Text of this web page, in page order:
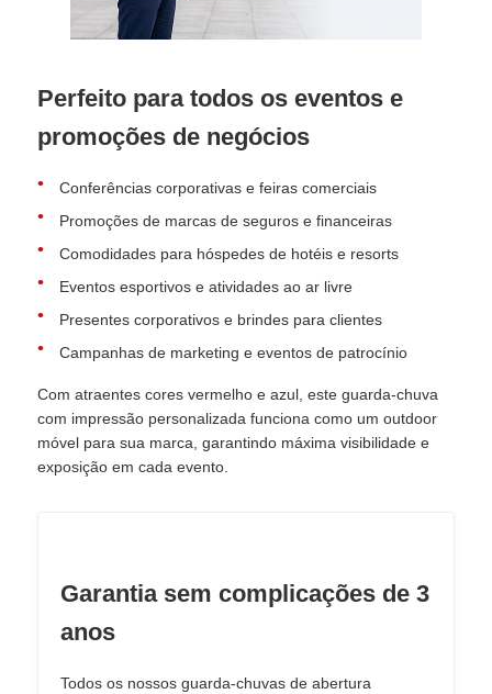
Perfeito para todos os eventos e
promoções de negócios
Conferências corporativas e feiras comerciais
Promoções de marcas de seguros e financeiras
Comodidades para hóspedes de hotéis e resorts
Eventos esportivos e atividades ao ar livre
Presentes corporativos e brindes para clientes
Campanhas de marketing e eventos de patrocínio
Com atraentes cores vermelho e azul, este guarda-chuva
com impressão personalizada funciona como um outdoor
móvel para sua marca, garantindo máxima visibilidade e
exposição em cada evento.
Garantia sem complicações de 3
anos
Todos os nossos guarda-chuvas de abertura